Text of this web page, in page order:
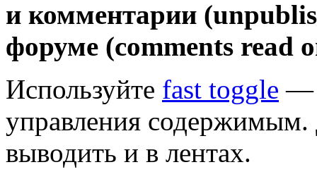
и комментарии
форуме (comments read
Используйте fast toggle —
управления
выводить и в лентах.